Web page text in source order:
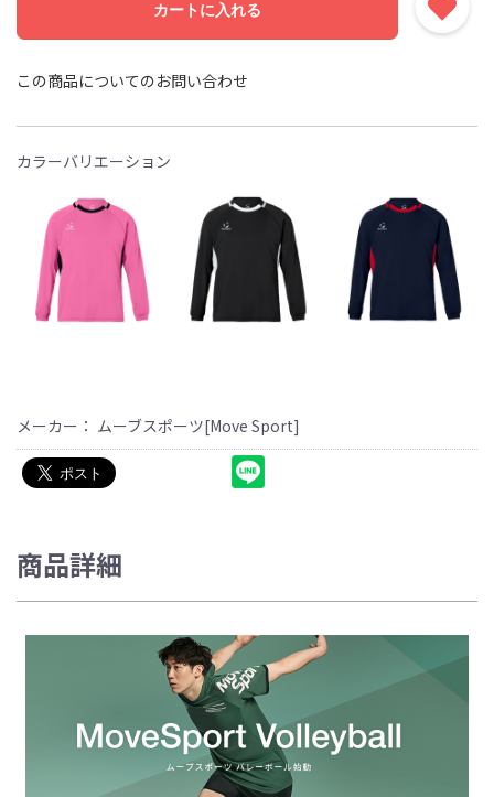
カートに入れる
この商品についてのお問い合わせ
カラーバリエーション
メーカー： ムーブスポーツ[Move Sport]
商品詳細